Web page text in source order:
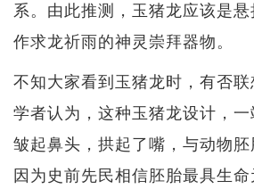
系。由此推测，玉猪龙应该是
作求龙祈雨的神灵崇拜器物。
不知大家看到玉猪龙时，有否
学者认为，这种玉猪龙设计，
皱起鼻头，拱起了嘴，与动物
因为史前先民相信胚胎最具生